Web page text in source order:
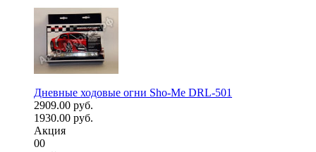
Дневные ходовые огни Sho-Me DRL-501
2909.00 руб.
1930.00 руб.
Акция
00